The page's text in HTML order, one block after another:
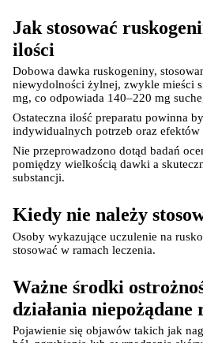
Jak stosować
ilości
Dobowa dawka ruskogeniny,
niewydolności żylnej, zwykle mieści
mg, co odpowiada 140–220 mg
Ostateczna ilość preparatu powinna
indywidualnych potrzeb oraz efektów
Nie przeprowadzono dotąd badań
pomiędzy wielkością dawki a
substancji.
Kiedy nie należy
Osoby wykazujące uczulenie na
stosować w ramach leczenia.
Ważne środki
działania niepożądane
Pojawienie się objawów takich jak